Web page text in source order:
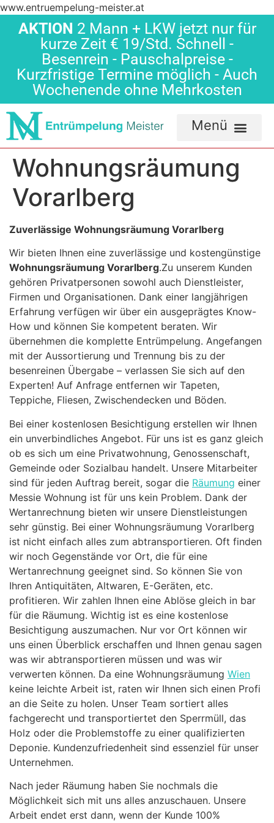
www.entruempelung-meister.at
AKTION 2 Mann + LKW jetzt nur für
kurze Zeit € 19/Std. Schnell -
Besenrein - Pauschalpreise -
Kurzfristige Termine möglich - Auch
Wochenende ohne Mehrkosten
Wohnungsräumung
Vorarlberg
Zuverlässige Wohnungsräumung Vorarlberg
Wir bieten Ihnen eine zuverlässige und kostengünstige
Wohnungsräumung Vorarlberg.Zu unserem Kunden
gehören Privatpersonen sowohl auch Dienstleister,
Firmen und Organisationen. Dank einer langjährigen
Erfahrung verfügen wir über ein ausgeprägtes Know-
How und können Sie kompetent beraten. Wir
übernehmen die komplette Entrümpelung. Angefangen
mit der Aussortierung und Trennung bis zu der
besenreinen Übergabe – verlassen Sie sich auf den
Experten! Auf Anfrage entfernen wir Tapeten,
Teppiche, Fliesen, Zwischendecken und Böden.
Bei einer kostenlosen Besichtigung erstellen wir Ihnen
ein unverbindliches Angebot. Für uns ist es ganz gleich
ob es sich um eine Privatwohnung, Genossenschaft,
Gemeinde oder Sozialbau handelt. Unsere Mitarbeiter
sind für jeden Auftrag bereit, sogar die Räumung einer
Messie Wohnung ist für uns kein Problem. Dank der
Wertanrechnung bieten wir unsere Dienstleistungen
sehr günstig. Bei einer Wohnungsräumung Vorarlberg
ist nicht einfach alles zum abtransportieren. Oft finden
wir noch Gegenstände vor Ort, die für eine
Wertanrechnung geeignet sind. So können Sie von
Ihren Antiquitäten, Altwaren, E-Geräten, etc.
profitieren. Wir zahlen Ihnen eine Ablöse gleich in bar
für die Räumung. Wichtig ist es eine kostenlose
Besichtigung auszumachen. Nur vor Ort können wir
uns einen Überblick erschaffen und Ihnen genau sagen
was wir abtransportieren müssen und was wir
verwerten können. Da eine Wohnungsräumung Wien
keine leichte Arbeit ist, raten wir Ihnen sich einen Profi
an die Seite zu holen. Unser Team sortiert alles
fachgerecht und transportiertet den Sperrmüll, das
Holz oder die Problemstoffe zu einer qualifizierten
Deponie. Kundenzufriedenheit sind essenziel für unser
Unternehmen.
Nach jeder Räumung haben Sie nochmals die
Möglichkeit sich mit uns alles anzuschauen. Unsere
Arbeit endet erst dann, wenn der Kunde 100%